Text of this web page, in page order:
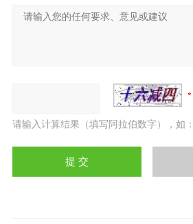
请输入计算结果（填写阿拉伯数字），如